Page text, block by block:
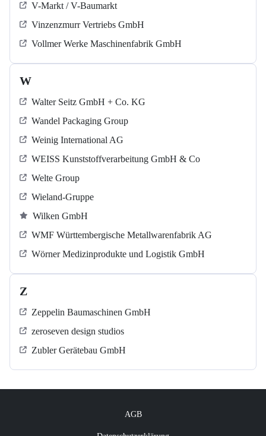
V-Markt / V-Baumarkt
Vinzenzmurr Vertriebs GmbH
Vollmer Werke Maschinenfabrik GmbH
W
Walter Seitz GmbH + Co. KG
Wandel Packaging Group
Weinig International AG
WEISS Kunststoffverarbeitung GmbH & Co
Welte Group
Wieland-Gruppe
Wilken GmbH
WMF Württembergische Metallwarenfabrik AG
Wörner Medizinprodukte und Logistik GmbH
Z
Zeppelin Baumaschinen GmbH
zeroseven design studios
Zubler Gerätebau GmbH
AGB